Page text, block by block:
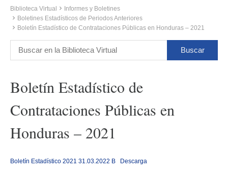
Biblioteca Virtual
Informes y Boletines
Boletines Estadísticos de Periodos Anteriores
Boletín Estadístico de Contrataciones Públicas en Honduras – 2021
Boletín Estadístico de
Contrataciones Públicas en
Honduras – 2021
Boletín Estadístico 2021 31.03.2022 B Descarga